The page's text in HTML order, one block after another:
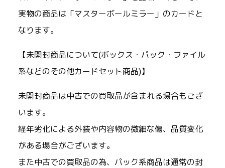
実物の商品は「マスターボールミラー」のカードと
なります。
【未開封商品について(ボックス・パック・ファイル
系などのその他カードセット商品)】
未開封商品は中古での買取品が含まれる場合もござ
います。
経年劣化による外装や内容物の微細な傷、品質変化
がある場合がございます。
また中古での買取品の為、パック系商品は通常の封